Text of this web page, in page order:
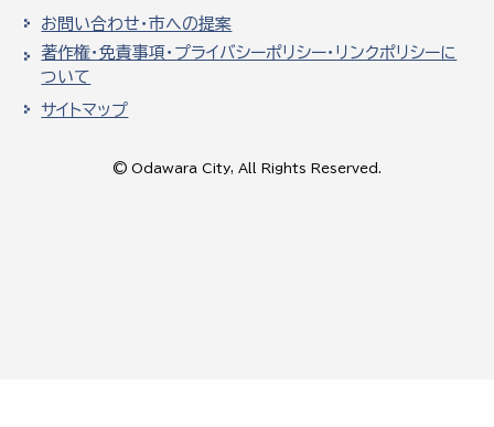
お問い合わせ・市への提案
著作権・免責事項・プライバシーポリシー・リンクポリシーに
ついて
サイトマップ
© Odawara City, All Rights Reserved.